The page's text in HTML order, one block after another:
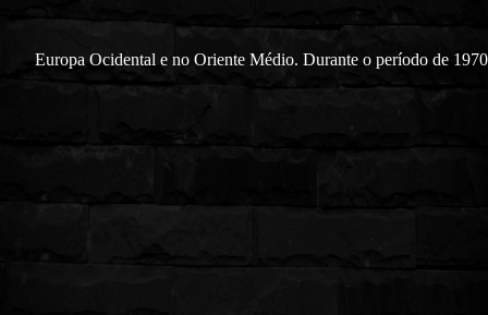
Europa Ocidental e no Oriente Médio. Durante o período de